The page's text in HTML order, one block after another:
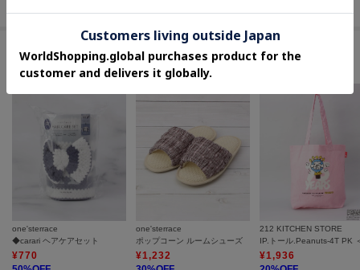
セールアイテムからのおすすめ
one'sterrace
◆carari ヘアケアセット
¥770
one'sterrace
ポップコーン ルームシューズ
¥1,232
212 KITCHEN STORE
¥1,936